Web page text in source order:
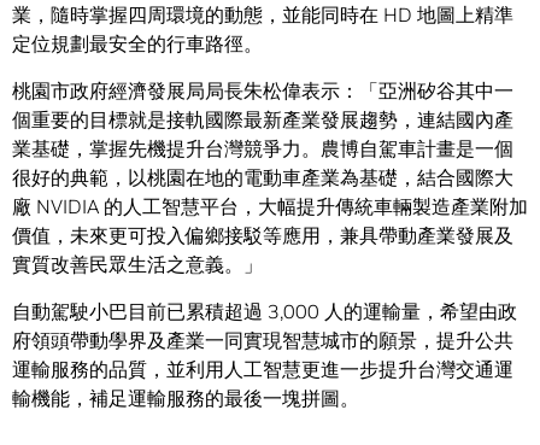
業，隨時掌握四周環境的動態，並能同時在 HD 地圖上精準
定位規劃最安全的行車路徑。
桃園市政府經濟發展局局長朱松偉表示：「亞洲矽谷其中一
個重要的目標就是接軌國際最新產業發展趨勢，連結國內產
業基礎，掌握先機提升台灣競爭力。農博自駕車計畫是一個
很好的典範，以桃園在地的電動車產業為基礎，結合國際大
廠 NVIDIA 的人工智慧平台，大幅提升傳統車輛製造產業附加
價值，未來更可投入偏鄉接駁等應用，兼具帶動產業發展及
實質改善民眾生活之意義。」
自動駕駛小巴目前已累積超過 3,000 人的運輸量，希望由政
府領頭帶動學界及產業一同實現智慧城市的願景，提升公共
運輸服務的品質，並利用人工智慧更進一步提升台灣交通運
輸機能，補足運輸服務的最後一塊拼圖。